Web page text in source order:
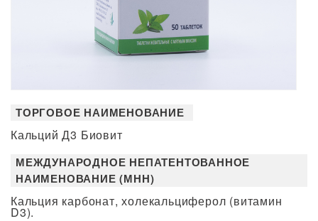
ТОРГОВОЕ НАИМЕНОВАНИЕ
Кальций Д3 Биовит
МЕЖДУНАРОДНОЕ НЕПАТЕНТОВАННОЕ
НАИМЕНОВАНИЕ (МНН)
Кальция карбонат, холекальциферол (витамин
D3).